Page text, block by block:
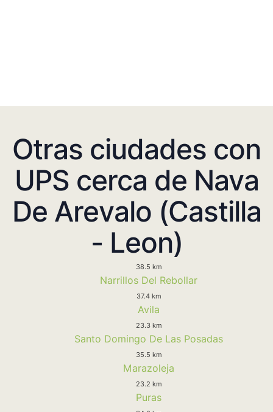
Otras ciudades con
UPS cerca de Nava
De Arevalo (Castilla
- Leon)
38.5 km
Narrillos Del Rebollar
37.4 km
Avila
23.3 km
Santo Domingo De Las Posadas
35.5 km
Marazoleja
23.2 km
Puras